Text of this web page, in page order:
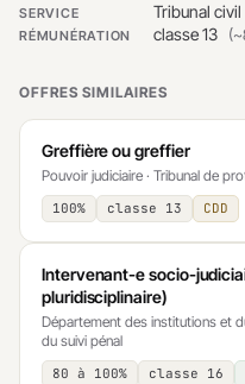
SERVICE Tribunal civil
RÉMUNÉRATION classe 13
OFFRES SIMILAIRES
Greffière ou greffier
Pouvoir judiciaire · Tribunal de
100% classe 13 CDD
Intervenant-e socio-
pluridisciplinaire)
Département des institutions et
du suivi pénal
80 à 100% classe 16